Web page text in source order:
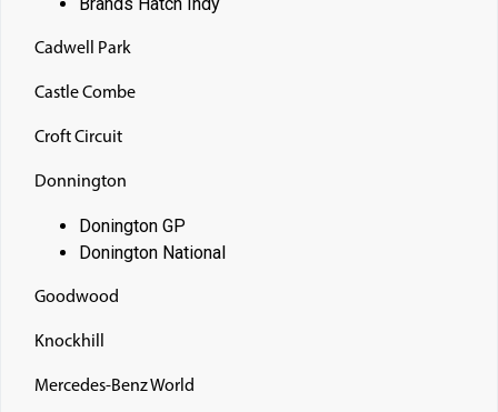
Cadwell Park
Castle Combe
Croft Circuit
Donnington
Donington GP
Donington National
Goodwood
Knockhill
Mercedes-Benz World